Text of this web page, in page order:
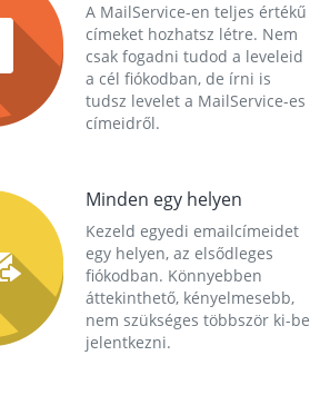
A MailService-en teljes értékű
címeket hozhatsz létre. Nem
csak fogadni tudod a leveleid
a cél fiókodban, de írni is
tudsz levelet a MailService-es
címeidről.
Minden egy helyen
Kezeld egyedi emailcímeidet
egy helyen, az elsődleges
fiókodban. Könnyebben
áttekinthető, kényelmesebb,
nem szükséges többször ki-be
jelentkezni.